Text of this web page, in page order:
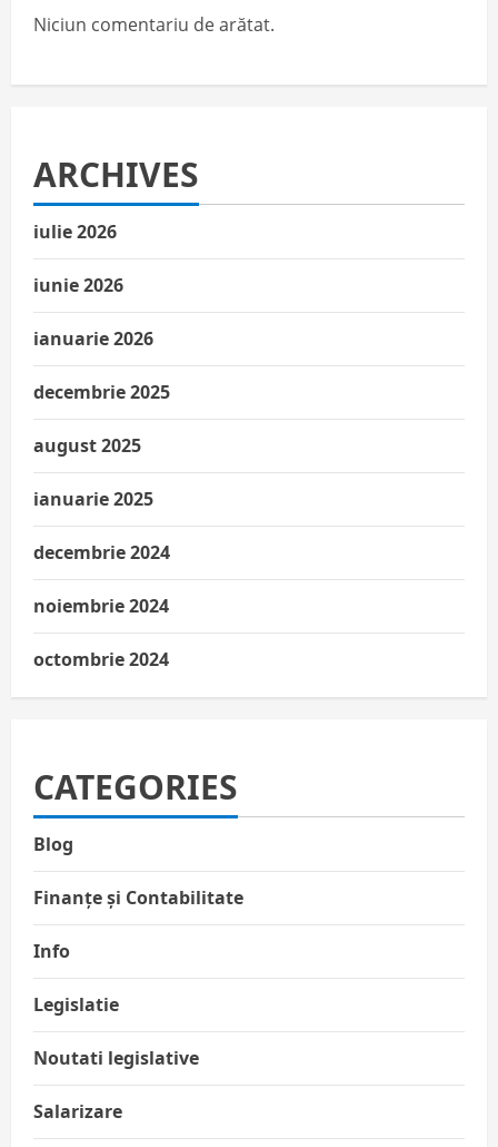
Niciun comentariu de arătat.
ARCHIVES
iulie 2026
iunie 2026
ianuarie 2026
decembrie 2025
august 2025
ianuarie 2025
decembrie 2024
noiembrie 2024
octombrie 2024
CATEGORIES
Blog
Finanțe și Contabilitate
Info
Legislatie
Noutati legislative
Salarizare